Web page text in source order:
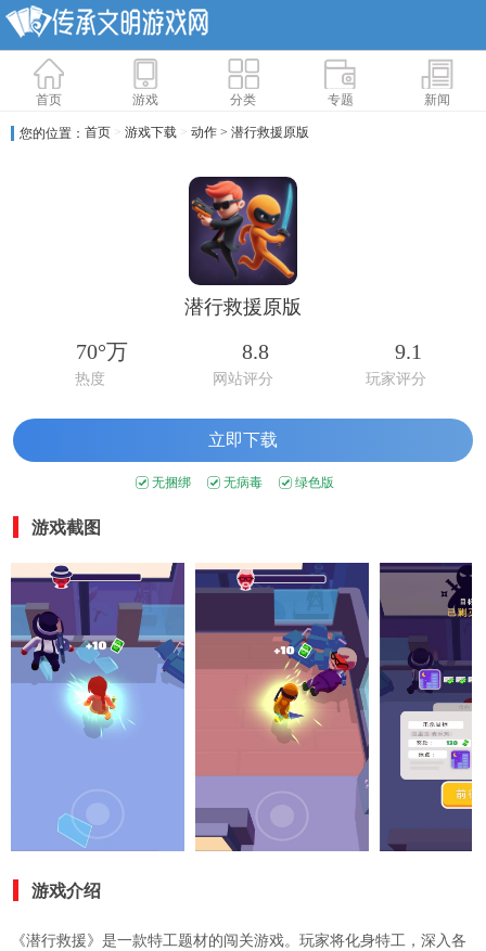
首页 游戏 分类 专题 新闻
您的位置： 首页 > 游戏下载 > 动作 > 潜行救援原版
潜行救援原版
70°万
热度
8.8
网站评分
9.1
玩家评分
立即下载
无捆绑 无病毒 绿色版
游戏截图
游戏介绍
《潜行救援》是一款特工题材的闯关游戏。玩家将化身特工，深入各